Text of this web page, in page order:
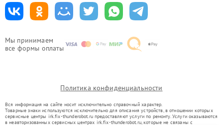
Мы принимаем
все формы оплаты
Политика конфиденциальности
Вся информация на сайте носит исключительно справочный характер.
Товарные знаки используются исключительно для описания устройств, в отношении которых
сервисные центры irk.fix-thunderobot.ru предоставляют услуги по ремонту. Услуги оказываются
в неавторизованных сервисных центрах irk.fix-thunderobot.ru, которые не связаны с